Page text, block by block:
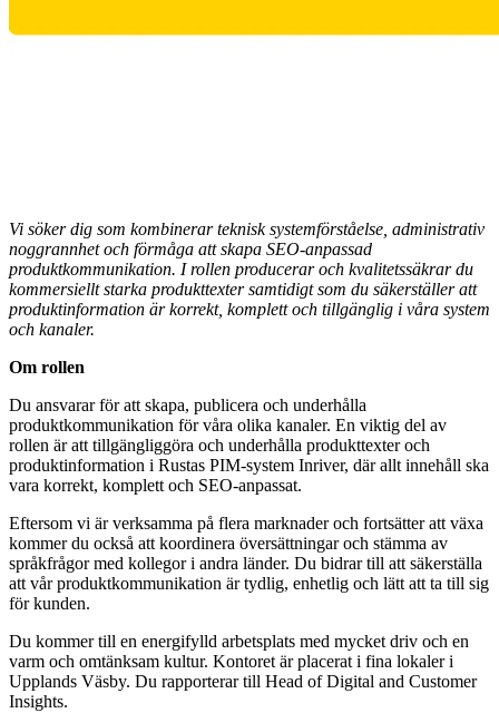
Vi söker dig som kombinerar teknisk systemförståelse, administrativ
noggrannhet och förmåga att skapa SEO-anpassad
produktkommunikation. I rollen producerar och kvalitetssäkrar du
kommersiellt starka produkttexter samtidigt som du säkerställer att
produktinformation är korrekt, komplett och tillgänglig i våra system
och kanaler.
Om rollen
Du ansvarar för att skapa, publicera och underhålla
produktkommunikation för våra olika kanaler. En viktig del av
rollen är att tillgängliggöra och underhålla produkttexter och
produktinformation i Rustas PIM-system Inriver, där allt innehåll ska
vara korrekt, komplett och SEO-anpassat.
Eftersom vi är verksamma på flera marknader och fortsätter att växa
kommer du också att koordinera översättningar och stämma av
språkfrågor med kollegor i andra länder. Du bidrar till att säkerställa
att vår produktkommunikation är tydlig, enhetlig och lätt att ta till sig
för kunden.
Du kommer till en energifylld arbetsplats med mycket driv och en
varm och omtänksam kultur. Kontoret är placerat i fina lokaler i
Upplands Väsby. Du rapporterar till Head of Digital and Customer
Insights.